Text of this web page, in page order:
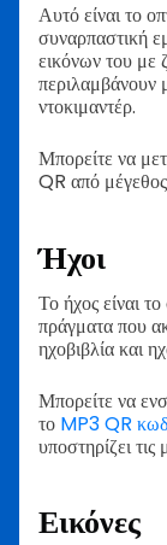
Αυτό είναι το
συναρπαστική
εικόνων του
περιλαμβάνουν
ντοκιμαντέρ.
Μπορείτε να
QR από
Ήχοι
Το ήχος είναι
πράγματα που
ηχοβιβλία και
Μπορείτε να
το MP3 QR
υποστηρίζει
Εικόνες